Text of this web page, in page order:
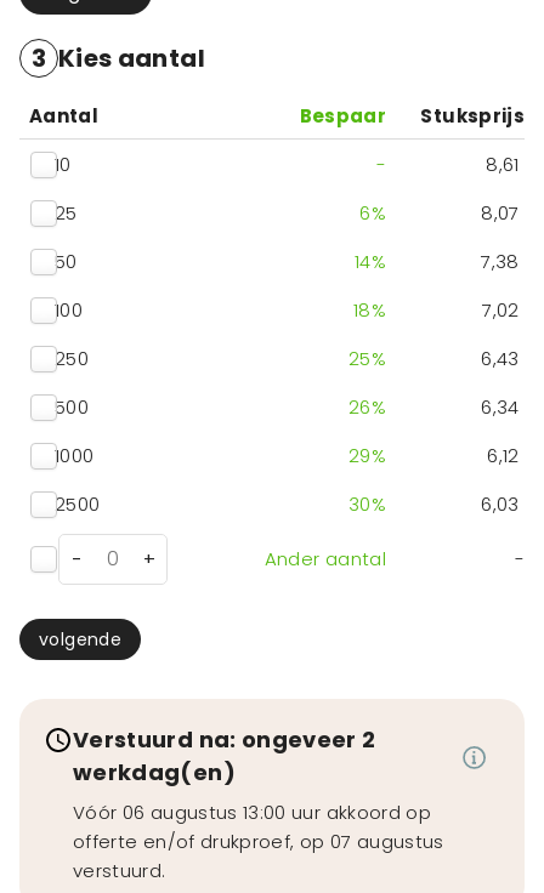
3 Kies aantal
Aantal Bespaar
Stuksprijs
10
-
8,61
25
6%
8,07
50
14%
7,38
100
18%
7,02
250
25%
6,43
500
26%
6,34
1000
29%
6,12
2500
30% 6,03
- + Ander aantal -
volgende
Verstuurd na: ongeveer 2
werkdag(en)
Vóór 06 augustus 13:00 uur akkoord op
offerte en/of drukproef, op 07 augustus
verstuurd.